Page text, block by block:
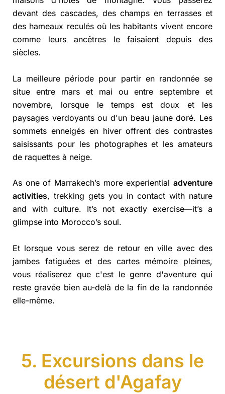
devant des cascades, des champs en terrasses et
des hameaux reculés où les habitants vivent encore
comme leurs ancêtres le faisaient depuis des
siècles.
La meilleure période pour partir en randonnée se
situe entre mars et mai ou entre septembre et
novembre, lorsque le temps est doux et les
paysages verdoyants ou d'un beau jaune doré. Les
sommets enneigés en hiver offrent des contrastes
saisissants pour les photographes et les amateurs
de raquettes à neige.
As one of Marrakech’s more experiential adventure
activities, trekking gets you in contact with nature
and with culture. It’s not exactly exercise—it’s a
glimpse into Morocco’s soul.
Et lorsque vous serez de retour en ville avec des
jambes fatiguées et des cartes mémoire pleines,
vous réaliserez que c'est le genre d'aventure qui
reste gravée bien au-delà de la fin de la randonnée
elle-même.
5. Excursions dans le
désert d'Agafay